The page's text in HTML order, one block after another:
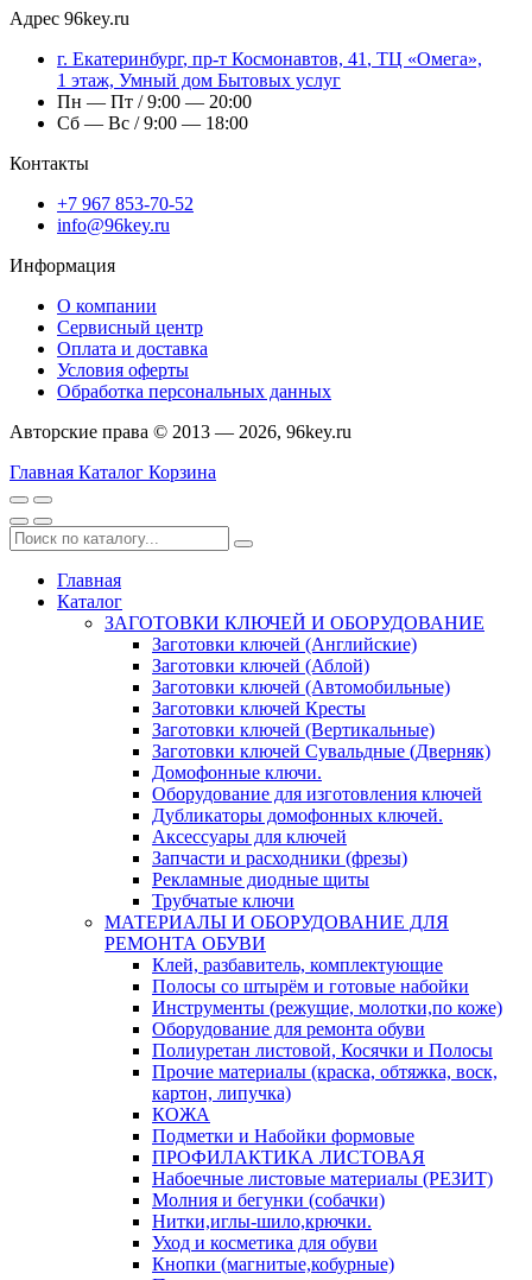
Адрес 96key.ru
г. Екатеринбург, пр-т Космонавтов, 41, ТЦ «Омега»,
1 этаж, Умный дом Бытовых услуг
Пн — Пт / 9:00 — 20:00
Сб — Вс / 9:00 — 18:00
Контакты
+7 967 853-70-52
info@96key.ru
Информация
О компании
Сервисный центр
Оплата и доставка
Условия оферты
Обработка персональных данных
Авторские права © 2013 — 2026, 96key.ru
Главная Каталог Корзина
Главная
Каталог
ЗАГОТОВКИ КЛЮЧЕЙ И ОБОРУДОВАНИЕ
Заготовки ключей (Английские)
Заготовки ключей (Аблой)
Заготовки ключей (Автомобильные)
Заготовки ключей Кресты
Заготовки ключей (Вертикальные)
Заготовки ключей Сувальдные (Дверняк)
Домофонные ключи.
Оборудование для изготовления ключей
Дубликаторы домофонных ключей.
Аксессуары для ключей
Запчасти и расходники (фрезы)
Рекламные диодные щиты
Трубчатые ключи
МАТЕРИАЛЫ И ОБОРУДОВАНИЕ ДЛЯ
РЕМОНТА ОБУВИ
Клей, разбавитель, комплектующие
Полосы со штырём и готовые набойки
Инструменты (режущие, молотки,по коже)
Оборудование для ремонта обуви
Полиуретан листовой, Косячки и Полосы
Прочие материалы (краска, обтяжка, воск,
картон, липучка)
КОЖА
Подметки и Набойки формовые
ПРОФИЛАКТИКА ЛИСТОВАЯ
Набоечные листовые материалы (РЕЗИТ)
Молния и бегунки (собачки)
Нитки,иглы-шило,крючки.
Уход и косметика для обуви
Кнопки (магнитые,кобурные)